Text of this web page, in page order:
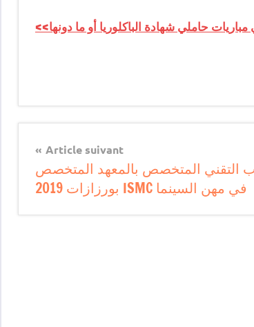
حاملي شهادة الباكلوريا أو ما دونها>>
Article suivant
التقني المتخصص بالمعهد المتخصص
في مهن السينما ISMC بورزازات 2019